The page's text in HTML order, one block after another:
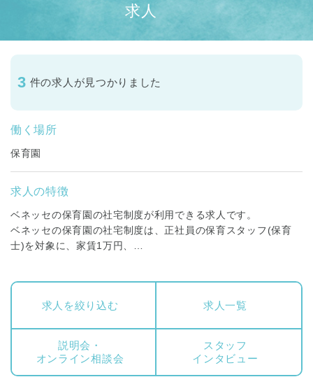
求人
3 件の求人が見つかりました
働く場所
保育園
求人の特徴
ベネッセの保育園の社宅制度が利用できる求人です。
ベネッセの保育園の社宅制度は、正社員の保育スタッフ(保育
士)を対象に、家賃1万円、
求人を絞り込む 求人一覧
説明会・
オンライン相談会
スタッフ
インタビュー